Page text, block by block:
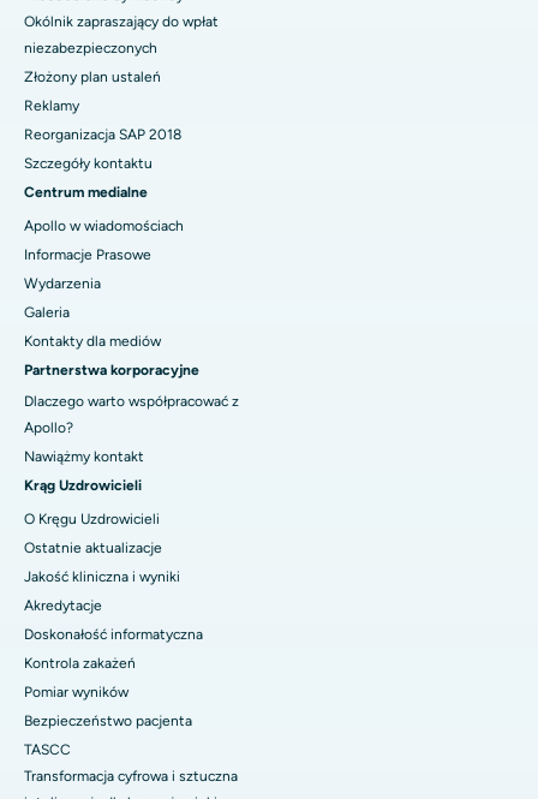
Okólnik zapraszający do wpłat
niezabezpieczonych
Złożony plan ustaleń
Reklamy
Reorganizacja SAP 2018
Szczegóły kontaktu
Centrum medialne
Apollo w wiadomościach
Informacje Prasowe
Wydarzenia
Galeria
Kontakty dla mediów
Partnerstwa korporacyjne
Dlaczego warto współpracować z
Apollo?
Nawiążmy kontakt
Krąg Uzdrowicieli
O Kręgu Uzdrowicieli
Ostatnie aktualizacje
Jakość kliniczna i wyniki
Akredytacje
Doskonałość informatyczna
Kontrola zakażeń
Pomiar wyników
Bezpieczeństwo pacjenta
TASCC
Transformacja cyfrowa i sztuczna